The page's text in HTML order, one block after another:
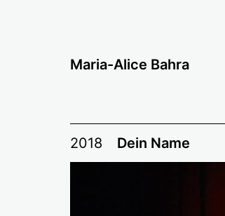
Maria-Alice Bahra
2018 Dein Name